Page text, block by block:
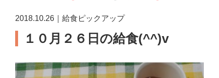
2018.10.26｜給食ピックアップ
１０月２６日の給食(^^)v